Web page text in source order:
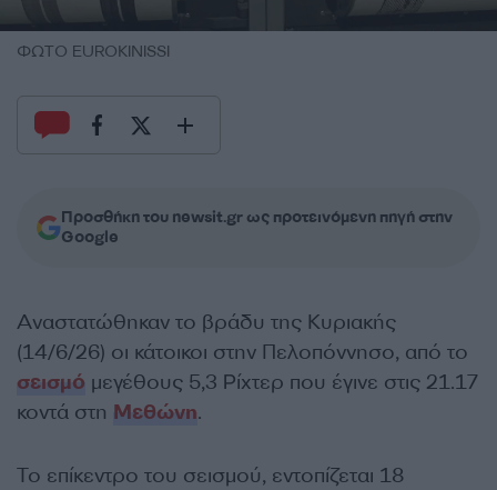
ΦΩΤΟ EUROKINISSI
Προσθήκη του newsit.gr ως προτεινόμενη πηγή στην
Google
Αναστατώθηκαν το βράδυ της Κυριακής
(14/6/26) οι κάτοικοι στην Πελοπόννησο, από το
σεισμό μεγέθους 5,3 Ρίχτερ που έγινε στις 21.17
κοντά στη Μεθώνη.
Το επίκεντρο του σεισμού, εντοπίζεται 18